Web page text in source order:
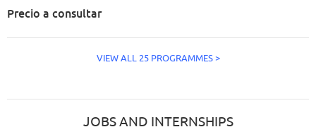
Precio a consultar
VIEW ALL 25 PROGRAMMES >
JOBS AND INTERNSHIPS